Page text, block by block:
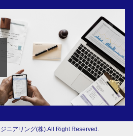
ニアリング(株).All Right Reserved.